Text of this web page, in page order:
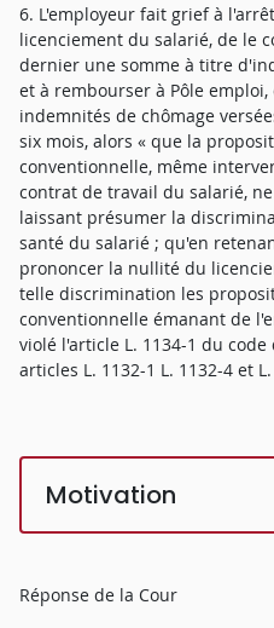
6. L'employeur fait grief à
licenciement du salarié, de le
dernier une somme à titre
et à rembourser à Pôle
indemnités de chômage
six mois, alors « que la
conventionnelle, même
contrat de travail du salarié,
laissant présumer la
santé du salarié ; qu'en
prononcer la nullité du
telle discrimination les
conventionnelle émanant de
violé l'article L. 1134-1 du
articles L. 1132-1 L. 1132-4 et
Motivation
Réponse de la Cour